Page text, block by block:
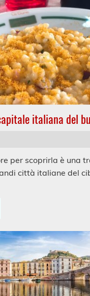
italiana del
per scoprirla è una
città italiane del